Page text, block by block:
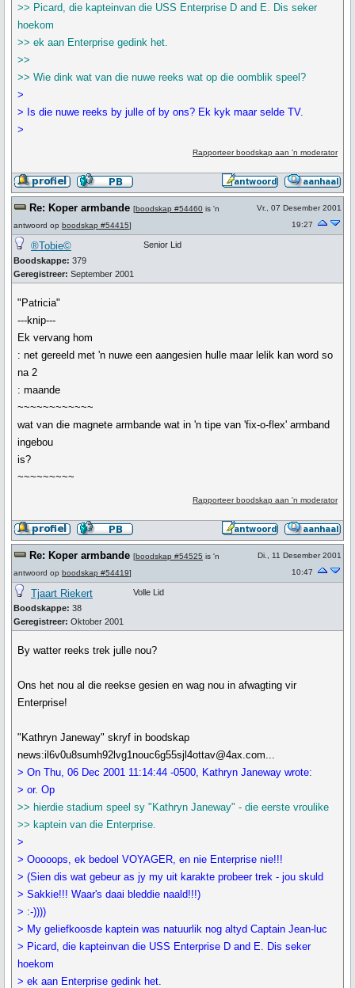
>> Picard, die kapteinvan die USS Enterprise D and E. Dis seker
hoekom
>> ek aan Enterprise gedink het.
>>
>> Wie dink wat van die nuwe reeks wat op die oomblik speel?
>
> Is die nuwe reeks by julle of by ons? Ek kyk maar selde TV.
>
Rapporteer boodskap aan 'n moderator
Re: Koper armbande [boodskap #54460 is 'n
antwoord op boodskap #54415]
Vr., 07 Desember 2001
19:27
®Tobie©
Boodskappe: 379
Geregistreer: September 2001
Senior Lid
"Patricia"
---knip---
Ek vervang hom
: net gereeld met 'n nuwe een aangesien hulle maar lelik kan word so
na 2
: maande
~~~~~~~~~~~~
wat van die magnete armbande wat in 'n tipe van 'fix-o-flex' armband
ingebou
is?
~~~~~~~~~
Rapporteer boodskap aan 'n moderator
Re: Koper armbande [boodskap #54525 is 'n
antwoord op boodskap #54419]
Di., 11 Desember 2001
10:47
Tjaart Riekert
Boodskappe: 38
Geregistreer: Oktober 2001
Volle Lid
By watter reeks trek julle nou?
Ons het nou al die reekse gesien en wag nou in afwagting vir
Enterprise!
"Kathryn Janeway" skryf in boodskap
news:il6v0u8sumh92lvg1nouc6g55sjl4ottav@4ax.com...
> On Thu, 06 Dec 2001 11:14:44 -0500, Kathryn Janeway wrote:
> or. Op
>> hierdie stadium speel sy "Kathryn Janeway" - die eerste vroulike
>> kaptein van die Enterprise.
>
> Ooooops, ek bedoel VOYAGER, en nie Enterprise nie!!!
> (Sien dis wat gebeur as jy my uit karakte probeer trek - jou skuld
> Sakkie!!! Waar's daai bleddie naald!!!)
> :-))))
> My geliefkoosde kaptein was natuurlik nog altyd Captain Jean-luc
> Picard, die kapteinvan die USS Enterprise D and E. Dis seker
hoekom
> ek aan Enterprise gedink het.